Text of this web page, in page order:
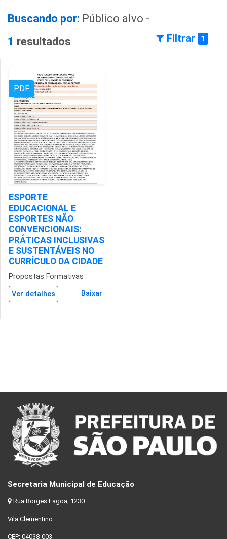
Buscando por: Público alvo -
1 resultados Filtrar 1
PDF
ESPORTE
EDUCACIONAL E
ESPORTES NÃO
CONVENCIONAIS:
PRÁTICAS INCLUSIVAS
E SUSTENTÁVEIS NO
CURRÍCULO DA CIDADE
Propostas Formativas
Ver detalhes Baixar
Secretaria Municipal de Educação
Rua Borges Lagoa, 1230
Vila Clementino
CEP: 04038-003